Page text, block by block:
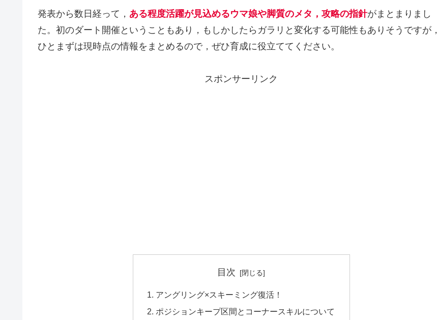
発表から数日経って， ある程度活躍が見込めるウマ娘や脚質のメタ，攻略の指針がまとまりまし
た。初のダート開催ということもあり，もしかしたらガラリと変化する可能性もありそうですが，
ひとまずは現時点の情報をまとめるので，ぜひ育成に役立ててください。
スポンサーリンク
目次
アングリング×スキーミング復活！
ポジションキープ区間とコーナースキルについて